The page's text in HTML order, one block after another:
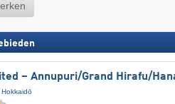
– Annupuri/​Grand Hirafu/​
Hokkaidō